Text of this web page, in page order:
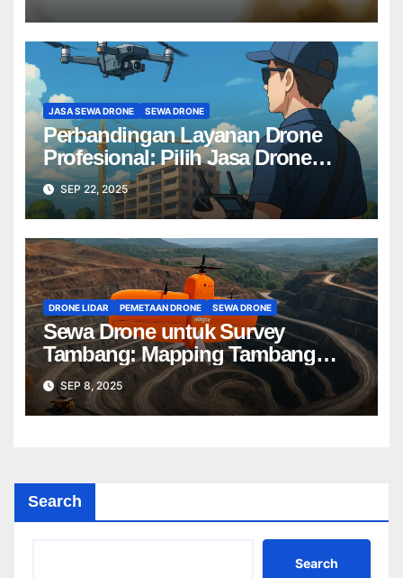
JASA SEWA DRONE SEWA DRONE
Perbandingan Layanan Drone
Profesional: Pilih Jasa Drone
Terbaik untuk Proyek Anda
SEP 22, 2025
DRONE LIDAR PEMETAAN DRONE SEWA DRONE
Sewa Drone untuk Survey
Tambang: Mapping Tambang
Profesional Lebih Cepat & Akurat
SEP 8, 2025
Search
Search